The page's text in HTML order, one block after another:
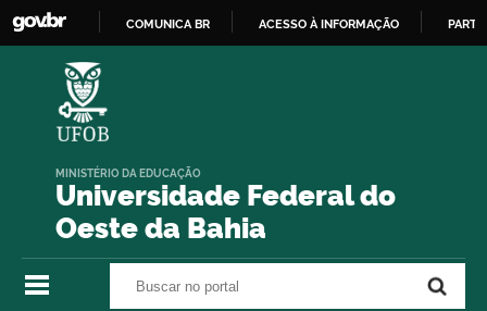
COMUNICA BR ACESSO À INFORMAÇÃO
Universidade Federal do
Oeste da Bahia
MINISTÉRIO DA EDUCAÇÃO